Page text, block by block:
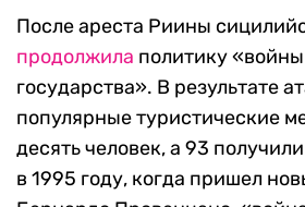
После ареста Риины
продолжила политику
государства». В результате
популярные туристические
десять человек, а 93
в 1995 году, когда пришел